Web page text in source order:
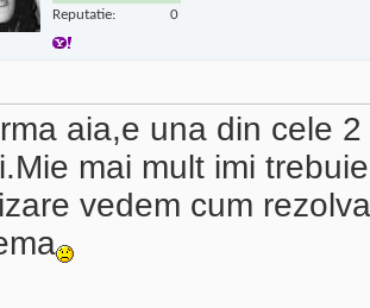
Reputatie: 0
aia,e una din cele
mai mult imi
vedem cum